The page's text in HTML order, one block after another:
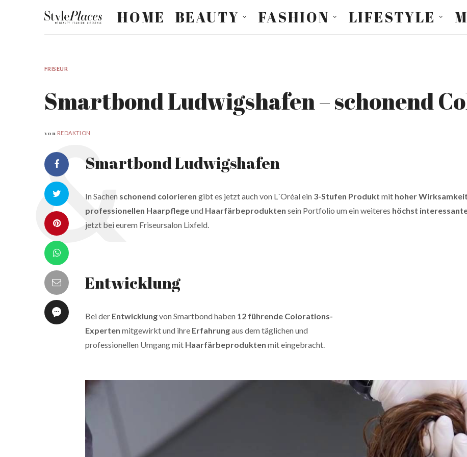
HOME BEAUTY FASHION LIFESTYLE
FRISEUR
Smartbond Ludwigshafen – schonend
von REDAKTION
Smartbond Ludwigshafen
In Sachen schonend colorieren gibt es jetzt auch von L´Oréal ein 3-Stufen Produkt mit hoher Wirksamkeit
professionellen Haarpflegeund Haarfärbeprodukten sein Portfolio um ein weiteres höchst
jetzt bei eurem Friseursalon Lixfeld.
Entwicklung
Bei der Entwicklungvon Smartbond haben 12 führende Colorations-
Experten mitgewirkt und ihre Erfahrungaus dem täglichen und
professionellen Umgang mit Haarfärbeprodukten mit eingebracht.